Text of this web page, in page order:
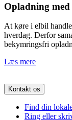
Opladning med
At køre i elbil
hverdag. Derfor
bekymringsfri
Læs mere
Kontakt os
Find din
Ring eller